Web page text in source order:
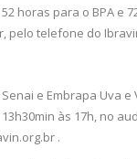
horas para o BPA
telefone do
e Embrapa Uva
às 17h, no
.